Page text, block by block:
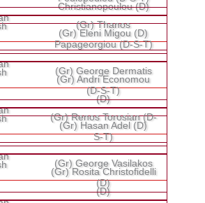
Christianopoulou (D)
(Gr) Eleni Migou (D)
(Gr) Thanos
Papageorgiou (D-S-T)
(Gr) Andri Economou
(D)
(Gr) George Dermatis
(D-S-T)
(Gr) Hasan Adel (D)
(Gr) Renos Torosian (D-
S-T)
(Gr) Rosita Christofidelli
(D)
(Gr) George Vasilakos
(D)